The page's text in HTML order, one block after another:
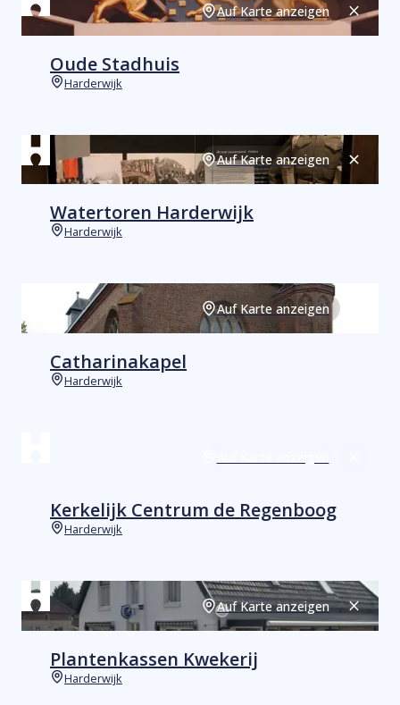
Auf Karte anzeigen
Oude Stadhuis
Harderwijk
Auf Karte anzeigen
Watertoren Harderwijk
Harderwijk
Auf Karte anzeigen
Catharinakapel
Harderwijk
Kerkelijk Centrum de Regenboog
Harderwijk
Auf Karte anzeigen
Plantenkassen Kwekerij
Harderwijk